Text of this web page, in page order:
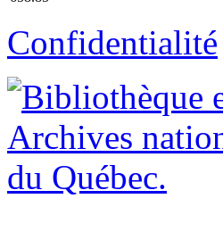
Confidentialité